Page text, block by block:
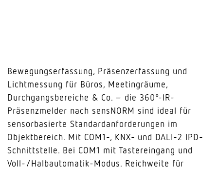
Menge
Bewegungserfassung, Präsenzerfassung und
Lichtmessung für Büros, Meetingräume,
Durchgangsbereiche & Co. – die 360°-IR-
Präsenzmelder nach sensNORM sind ideal für
sensorbasierte Standardanforderungen im
Objektbereich. Mit COM1-, KNX- und DALI-2 IPD-
Schnittstelle. Bei COM1 mit Tastereingang und
Voll-/Halbautomatik-Modus. Reichweite für